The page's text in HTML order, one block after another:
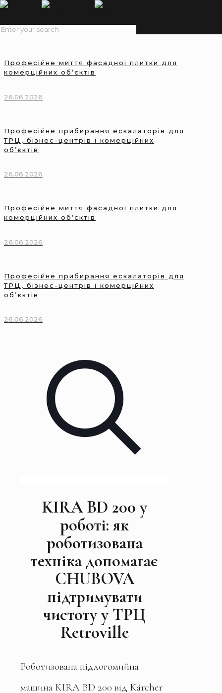
Професійне миття фасадної плитки для
комерційних об’єктів
26.06.2026
Професійне прибирання ескалаторів для
ТРЦ, бізнес-центрів і комерційних
об’єктів
26.06.2026
Професійне миття фасадної плитки для
комерційних об’єктів
26.06.2026
Професійне прибирання ескалаторів для
ТРЦ, бізнес-центрів і комерційних
об’єктів
26.06.2026
KIRA BD 200 у
роботі: як
роботизована
техніка допомагає
CHUBOVA
підтримувати
чистоту у ТРЦ
Retroville
Роботизована підлогомийна
машина KIRA BD 200 від Kärcher